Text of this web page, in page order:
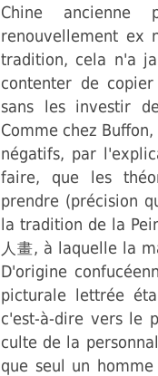
Chine ancienne
renouvellement ex
tradition, cela n'a
contenter de
sans les investir
Comme chez
négatifs, par
faire, que les
prendre (précision
la tradition de la
人畫, à laquelle la
D'origine
picturale lettrée
c'est-à-dire vers le
culte de la
que seul un